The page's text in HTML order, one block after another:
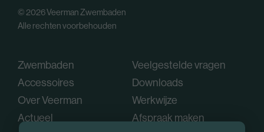
© 2026 Veerman Zwembaden
Alle rechten voorbehouden
Zwembaden
Accessoires
Over Veerman
Actueel
Veelgestelde vragen
Downloads
Werkwijze
Afspraak maken